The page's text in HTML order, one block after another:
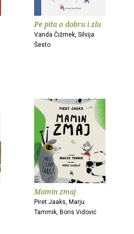
Pe pita o dobru i zlu
Vanda Čižmek, Silvija
Šesto
Mamin zmaj
Piret Jaaks, Marju
Tammik, Boris Vidović